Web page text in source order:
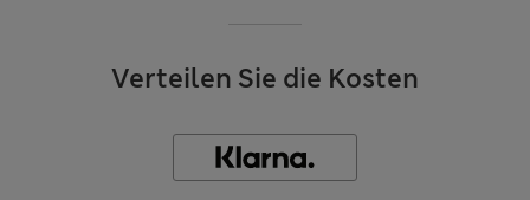
Verteilen Sie die Kosten